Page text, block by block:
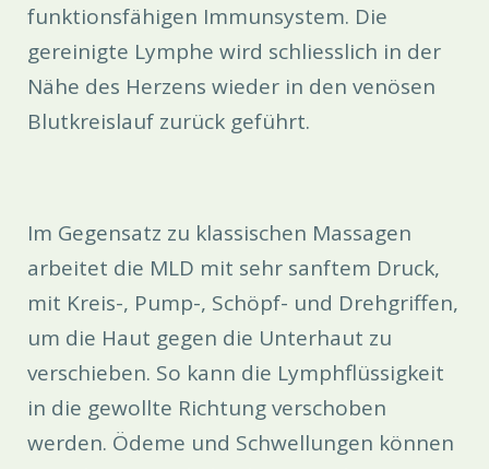
funktionsfähigen Immunsystem. Die
gereinigte Lymphe wird schliesslich in der
Nähe des Herzens wieder in den venösen
Blutkreislauf zurück geführt.
Im Gegensatz zu klassischen Massagen
arbeitet die MLD mit sehr sanftem Druck,
mit Kreis-, Pump-, Schöpf- und Drehgriffen,
um die Haut gegen die Unterhaut zu
verschieben. So kann die Lymphflüssigkeit
in die gewollte Richtung verschoben
werden. Ödeme und Schwellungen können